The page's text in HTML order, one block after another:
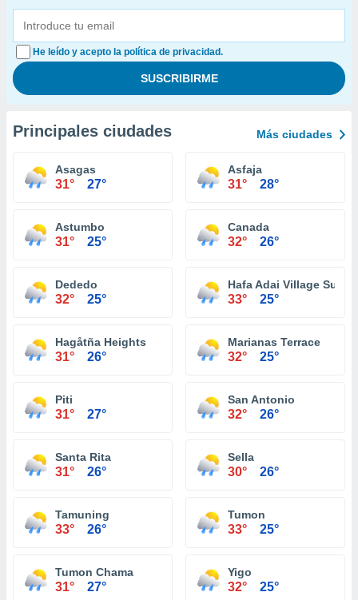
He leído y acepto la política de privacidad.
Principales ciudades Más ciudades
Asagas
31° 27°
Asfaja
31° 28°
Astumbo
31° 25°
Canada
32° 26°
Dededo
32° 25°
Hafa Adai Village
33° 25°
Hagåtña Heights
31° 26°
Marianas Terrace
32° 25°
Piti
31° 27°
San Antonio
32° 26°
Santa Rita
31° 26°
Sella
30° 26°
Tamuning
33° 26°
Tumon
33° 25°
Tumon Chama
31° 27°
Yigo
32° 25°